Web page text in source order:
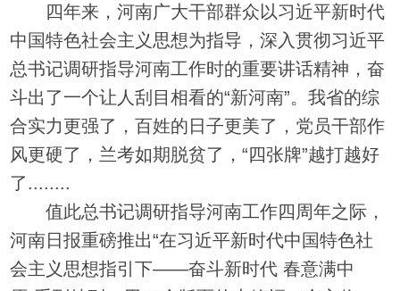
四年来，河南广大干部群众以习近平新时代
中国特色社会主义思想为指导，深入贯彻习近平
总书记调研指导河南工作时的重要讲话精神，奋
斗出了一个让人刮目相看的“新河南”。我省的综
合实力更强了，百姓的日子更美了，党员干部作
风更硬了，兰考如期脱贫了，“四张牌”越打越好
了........
值此总书记调研指导河南工作四周年之际，
河南日报重磅推出“在习近平新时代中国特色社
会主义思想指引下——奋斗新时代 春意满中